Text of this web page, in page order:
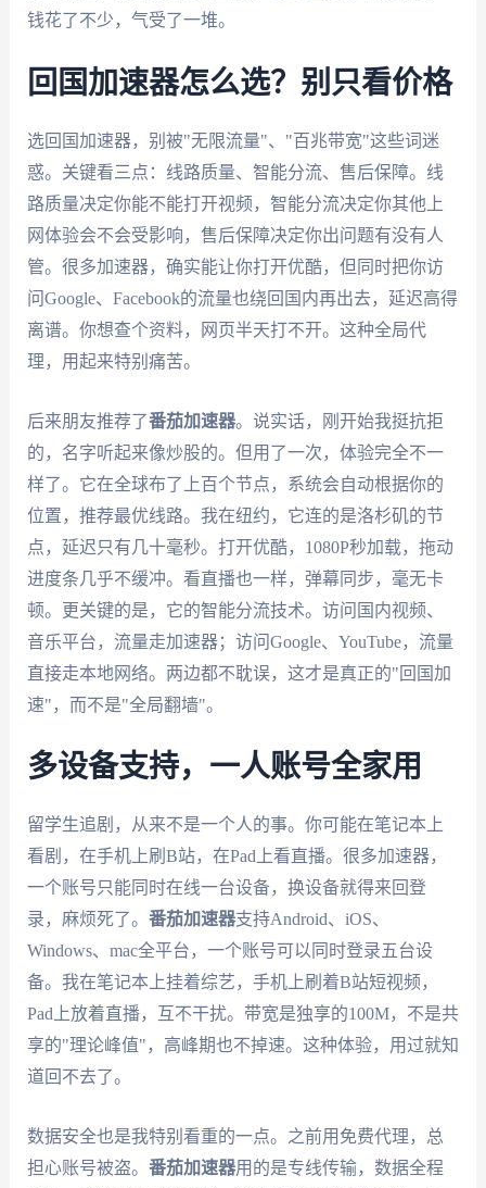
钱花了不少，气受了一堆。
回国加速器怎么选？别只看价格
选回国加速器，别被"无限流量"、"百兆带宽"这些词迷
惑。关键看三点：线路质量、智能分流、售后保障。线
路质量决定你能不能打开视频，智能分流决定你其他上
网体验会不会受影响，售后保障决定你出问题有没有人
管。很多加速器，确实能让你打开优酷，但同时把你访
问Google、Facebook的流量也绕回国内再出去，延迟高得
离谱。你想查个资料，网页半天打不开。这种全局代
理，用起来特别痛苦。
后来朋友推荐了番茄加速器。说实话，刚开始我挺抗拒
的，名字听起来像炒股的。但用了一次，体验完全不一
样了。它在全球布了上百个节点，系统会自动根据你的
位置，推荐最优线路。我在纽约，它连的是洛杉矶的节
点，延迟只有几十毫秒。打开优酷，1080P秒加载，拖动
进度条几乎不缓冲。看直播也一样，弹幕同步，毫无卡
顿。更关键的是，它的智能分流技术。访问国内视频、
音乐平台，流量走加速器；访问Google、YouTube，流量
直接走本地网络。两边都不耽误，这才是真正的"回国加
速"，而不是"全局翻墙"。
多设备支持，一人账号全家用
留学生追剧，从来不是一个人的事。你可能在笔记本上
看剧，在手机上刷B站，在Pad上看直播。很多加速器，
一个账号只能同时在线一台设备，换设备就得来回登
录，麻烦死了。 番茄加速器支持Android、iOS、
Windows、mac全平台，一个账号可以同时登录五台设
备。我在笔记本上挂着综艺，手机上刷着B站短视频，
Pad上放着直播，互不干扰。带宽是独享的100M，不是共
享的"理论峰值"，高峰期也不掉速。这种体验，用过就知
道回不去了。
数据安全也是我特别看重的一点。之前用免费代理，总
担心账号被盗。 番茄加速器用的是专线传输，数据全程